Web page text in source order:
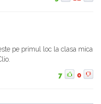
pe primul loc la clasa mica
7 0